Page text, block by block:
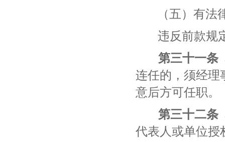
（五）有
违反前款规
第三十一条
连任的，须经理
意后方可任职。
第三十二条
代表人或单位授